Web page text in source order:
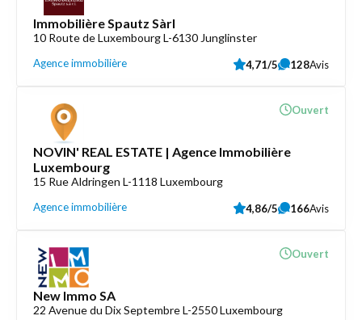
Immobilière Spautz Sàrl
10 Route de Luxembourg L-6130 Junglinster
Agence immobilière 4,71/5 128Avis
NOVIN' REAL ESTATE | Agence Immobilière
Luxembourg
15 Rue Aldringen L-1118 Luxembourg
Agence immobilière
Ouvert
4,86/5 166Avis
New Immo SA
22 Avenue du Dix Septembre L-2550 Luxembourg
Ouvert